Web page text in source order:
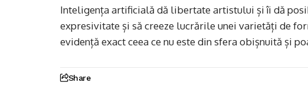
Inteligența artificială dă libertate artistului și îi dă
expresivitate și să creeze lucrările unei varietăți de
evidență exact ceea ce nu este din sfera obișnuită și
Share